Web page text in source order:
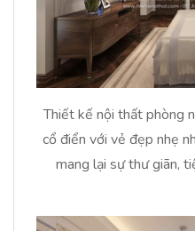
Thiết kế nội thất phòng
cổ điển với vẻ đẹp nhẹ
mang lại sự thư giãn,